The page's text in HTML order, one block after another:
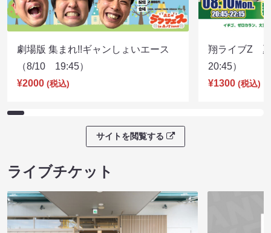
劇場版 集まれ!!ギャンしょいエース
（8/10 19:45）
¥2000 (税込)
翔ライブZ
20:45）
¥1300 (税込)
サイトを閲覧する
ライブチケット